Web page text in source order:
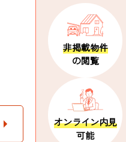
非掲載物件
の閲覧
オンライン内見
可能